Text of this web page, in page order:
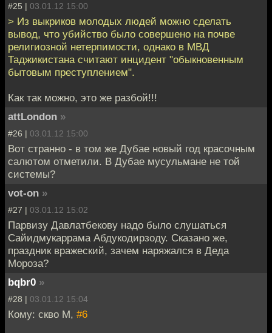
#25 | 03.01.12 15:00
> Из выкриков молодых людей можно сделать
вывод, что убийство было совершено на почве
религиозной нетерпимости, однако в МВД
Таджикистана считают инцидент "обыкновенным
бытовым преступлением".
Как так можно, это же разбой!!!
attLondon »
#26 | 03.01.12 15:00
Вот странно - в том же Дубае новый год красочным
салютом отметили. В Дубае мусульмане не той
системы?
vot-on »
#27 | 03.01.12 15:02
Парвизу Давлатбекову надо было слушаться
Сайидмукаррама Абдукодирзоду. Сказано же,
праздник вражеский, зачем наряжался в Деда
Мороза?
bqbr0 »
#28 | 03.01.12 15:04
Кому: скво М, #6